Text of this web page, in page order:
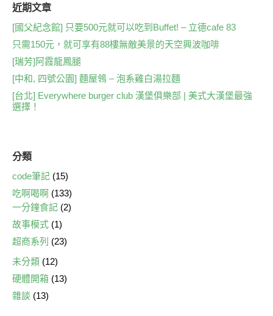
e
b
o
o
k
Li
n
k
近期文章
[國父紀念館] 只要500元就可以吃到Buffet! – 立德cafe 83
只需150元，就可享有88樓無敵美景的天空興波咖啡
[瑞芳]阿霞龍鳳腿
[中和, 四號公園] 麵屋鴒 – 泡系雞白湯拉麵
[台北] Everywhere burger club 漢堡俱樂部 | 美式大漢堡最強
選擇！
分類
code筆記 (15)
吃啊喝啊 (133)
一分鐘食記 (2)
故事模式 (1)
超商系列 (23)
未分類 (12)
硬體開箱 (13)
雜談 (13)